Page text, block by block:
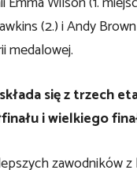
(2.) i Andy
medalowej.
się z trzech
i wielkiego
zawodników